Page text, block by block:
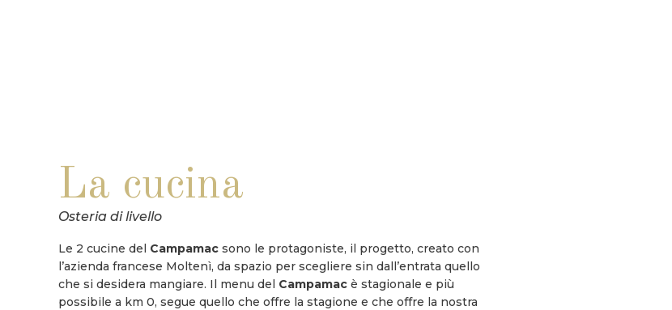
La cucina
Osteria di livello
Le 2 cucine del Campamac sono le protagoniste, il progetto, creato con
l’azienda francese Moltenì, da spazio per scegliere sin dall’entrata quello
che si desidera mangiare. Il menu del Campamac è stagionale e più
possibile a km 0, segue quello che offre la stagione e che offre la nostra